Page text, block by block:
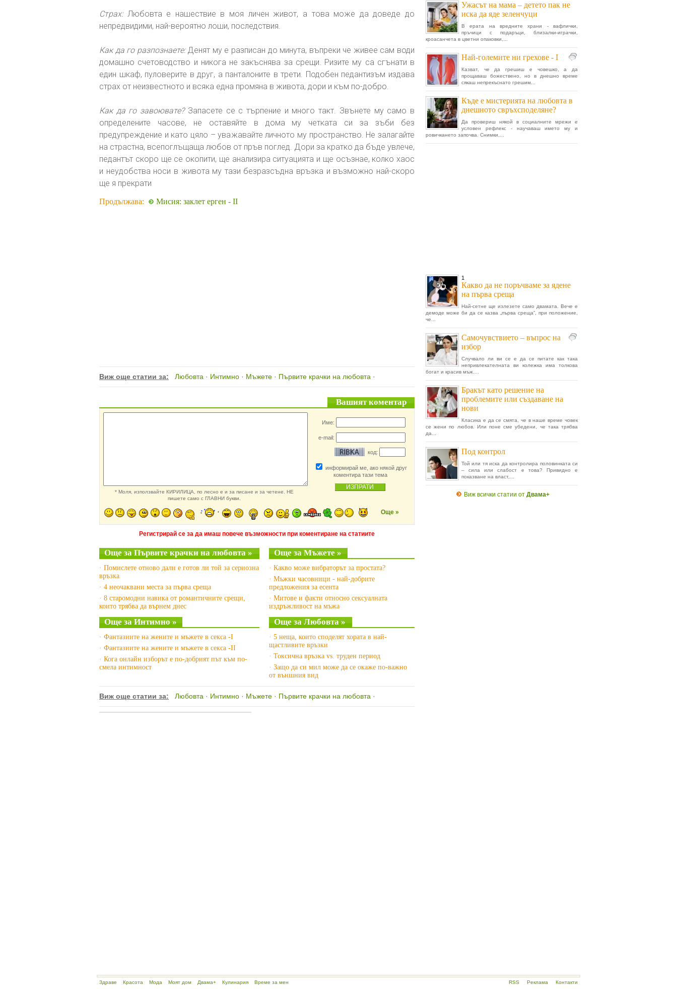
Страх:Любовта е нашествие в моя личен живот, а това може да доведе до
непредвидими, най-вероятно лоши, последствия.
Как да го разпознаете: Денят му е разписан до минута, въпреки че живее сам води
домашно счетоводство и никога не закъснява за срещи. Ризите му са сгънати в
един шкаф, пуловерите в друг, а панталоните в трети. Подобен педантизъм издава
страх от неизвестното и всяка една промяна в живота, дори и към по-добро.
Как да го завоювате?Запасете се с търпение и много такт. Звънете му само в
определените часове, не оставяйте в дома му четката си за зъби без
предупреждение и като цяло – уважавайте личното му пространство. Не залагайте
на страстна, всепоглъщаща любов от пръв поглед. Дори за кратко да бъде увлече,
педантът скоро ще се окопити, ще анализира ситуацията и ще осъзнае, колко хаос
и неудобства носи в живота му тази безразсъдна връзка и възможно най-скоро
ще я прекрати
Продължава: Мисия: заклет ерген - II
Виж още статии за: Любовта · Интимно · Мъжете · Първите крачки на любовта ·
Вашият коментар
* Моля, използвайте КИРИЛИЦА, по лесно е и за писане и за четене. НЕ
пишете само с ГЛАВНИ букви.
Име:
e-mail:
код:
информирай ме, ако някой друг
коментира тази тема
Още »
Регистрирай се за да имаш повече възможности при коментиране на статиите
Още за Първите крачки на любовта »
· Помислете отново дали е готов ли той за сериозна
връзка
· 4 неочаквани места за първа среща
· 8 старомодни навика от романтичните срещи,
които трябва да върнем днес
Още за Мъжете »
· Какво може вибраторът за простата?
· Мъжки часовници - най-добрите
предложения за есента
· Митове и факти относно сексуалната
издръжливост на мъжа
Още за Интимно »
· Фантазиите на жените и мъжете в секса -I
· Фантазиите на жените и мъжете в секса -II
· Кога онлайн изборът е по-добрият път към по-
смела интимност
Още за Любовта »
· 5 неща, които споделят хората в най-
щастливите връзки
· Токсична връзка vs. труден период
· Защо да си мил може да се окаже по-важно
от външния вид
Виж още статии за: Любовта · Интимно · Мъжете · Първите крачки на любовта ·
Ужасът на мама – детето пак не
иска да яде зеленчуци
В ерата на вредните храни - вафлички,
пръчици с подаръци, близалки-играчки,
кроасанчета в цветни опаковки,...
Най-големите ни грехове - I
Казват, че да грешиш е човешко, а да
прощаваш божествено, но в днешно време
сякаш непрекъснато грешим...
Къде е мистерията на любовта в
днешното свръхсподеляне?
Да провериш някой в социалните мрежи е
условен рефлекс - научаваш името му и
ровичкането започва. Снимки,...
1
Какво да не поръчваме за ядене
на първа среща
Най-сетне ще излезете само двамата. Вече е
демоде може би да се казва „първа среща”, при положение,
че...
Самочувствието – въпрос на
избор
Случвало ли ви се е да се питате как така
непривлекателната ви колежка има толкова
богат и красив мъж....
Бракът като решение на
проблемите или създаване на
нови
Класика е да се смята, че в наше време човек
се жени по любов. Или поне сме убедени, че така трябва
да...
Под контрол
Той или тя иска да контролира половинката си
– сила или слабост е това? Привидно е
показване на власт,...
Виж всички статии от Двама+
Здраве Красота Мода Моят дом Двама+ Кулинария Време за мен RSS Реклама Контакти